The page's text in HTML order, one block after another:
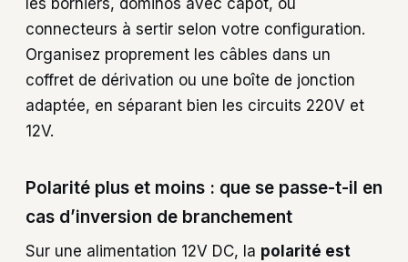
les borniers, dominos avec capot, ou
connecteurs à sertir selon votre configuration.
Organisez proprement les câbles dans un
coffret de dérivation ou une boîte de jonction
adaptée, en séparant bien les circuits 220V et
12V.
Polarité plus et moins : que se passe-t-il en
cas d’inversion de branchement
Sur une alimentation 12V DC, la polarité est